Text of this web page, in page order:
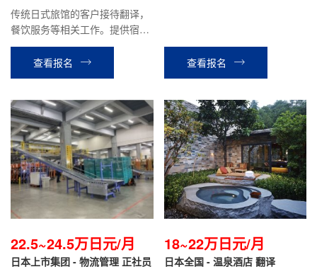
传统日式旅馆的客户接待翻译，
餐饮服务等相关工作。提供宿
舍，单人间|生活成本低，0压
力！正社员，績工作有保障|有带
薪体假，员工旅行，福利拉满！
查看报名 查看报名
22.5~24.5万日元/月
日本上市集团 - 物流管理 正社员
18~22万日元/月
日本全国 - 温泉酒店 翻译